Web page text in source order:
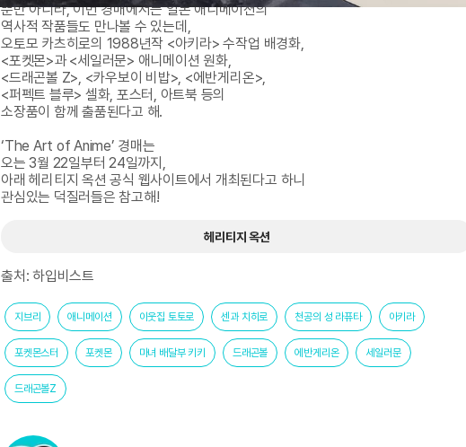
뿐만 아니라, 이번 경매에서는 일본 애니메이션의
역사적 작품들도 만나볼 수 있는데,
오토모 카츠히로의 1988년작 <아키라> 수작업 배경화,
<포켓몬>과 <세일러문> 애니메이션 원화,
<드래곤볼 Z>, <카우보이 비밥>, <에반게리온>,
<퍼펙트 블루> 셀화, 포스터, 아트북 등의
소장품이 함께 출품된다고 해.
‘The Art of Anime’ 경매는
오는 3월 22일부터 24일까지,
아래 헤리티지 옥션 공식 웹사이트에서 개최된다고 하니
관심있는 덕질러들은 참고해!
헤리티지 옥션
출처: 하입비스트
지브리 애니메이션 이웃집 토토로 센과 치히로 천공의 성 라퓨타 아키라
포켓몬스터 포켓몬 마녀 배달부 키키 드래곤볼 에반게리온 세일러문
드래곤볼Z